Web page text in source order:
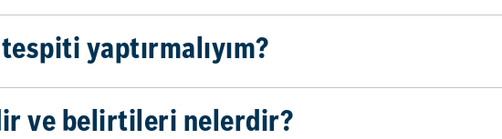
yaptırmalıyım?
ve belirtileri nelerdir?